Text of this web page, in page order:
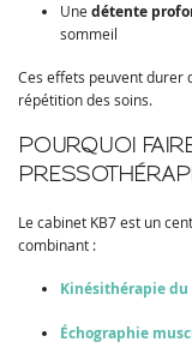
Une détente
sommeil
Ces effets peuvent durer
répétition des soins.
POURQUOI
Le cabinet KB7 est un
combinant :
Kinésithérapie
Échographie